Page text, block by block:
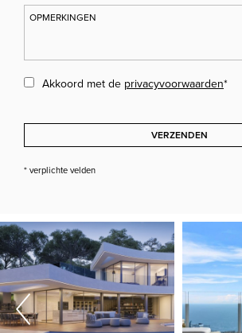
Akkoord met de privacyvoorwaarden*
VERZENDEN
* verplichte velden